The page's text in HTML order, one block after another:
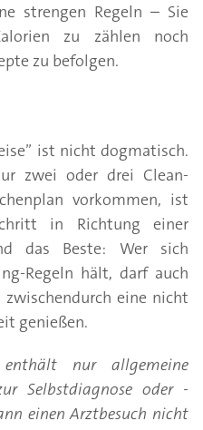
strengen Regeln – Sie
zu zählen noch
zu befolgen.
ist nicht dogmatisch.
zwei oder drei Clean-
vorkommen, ist
in Richtung einer
das Beste: Wer sich
Regeln hält, darf auch
eine nicht
genießen.
nur allgemeine
Selbstdiagnose oder -
einen Arztbesuch nicht